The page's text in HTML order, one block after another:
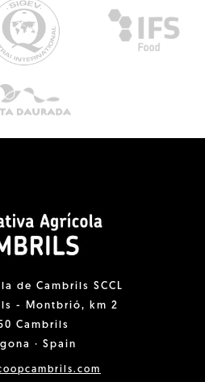
de Cambrils SCCL
- Montbrió, km 2
Cambrils
· Spain